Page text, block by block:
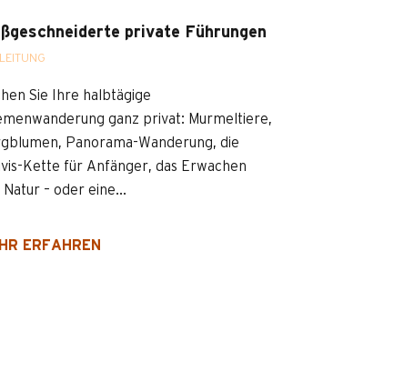
private Führungen
Sie Ihre halbtägige
ganz privat: Murmeltiere,
Panorama-Wanderung, die
Kette für Anfänger, das Erwachen
– oder eine...
ERFAHREN